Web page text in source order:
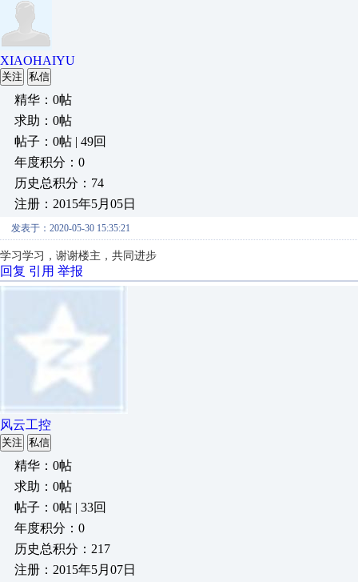
XIAOHAIYU
关注 私信
精华：0帖
求助：0帖
帖子：0帖 | 49回
年度积分：0
历史总积分：74
注册：2015年5月05日
发表于：2020-05-30 15:35:21
学习学习，谢谢楼主，共同进步
回复 引用 举报
风云工控
关注 私信
精华：0帖
求助：0帖
帖子：0帖 | 33回
年度积分：0
历史总积分：217
注册：2015年5月07日